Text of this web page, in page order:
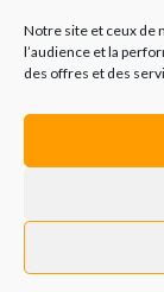
Notre site et ceux de
l’audience et la
des offres et des
€uros.
Retour
© 2019